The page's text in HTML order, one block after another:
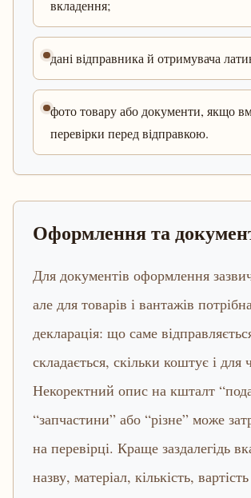
вкладення;
дані відправника й отримувача
фото товару або документи, якщо
перевірки перед відправкою.
Оформлення та
Для документів оформлення
але для товарів і вантажів
декларація: що саме
складається, скільки коштує і для
Некоректний опис на кшталт
“запчастини” або “різне” може
на перевірці. Краще заздалегідь
назву, матеріал, кількість,